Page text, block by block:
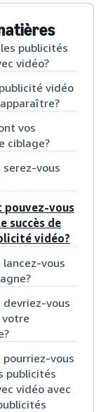
publicités
vidéo?
vidéo
vos
ciblage?
serez-vous
pouvez-vous
succès de
vidéo?
lancez-vous
devriez-vous
pourriez-vous
publicités
vidéo avec